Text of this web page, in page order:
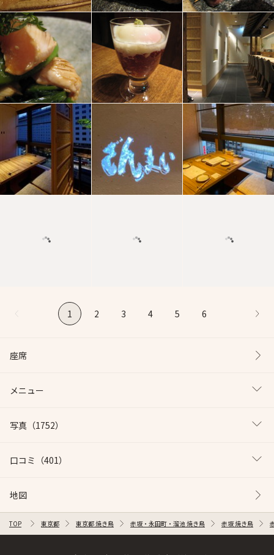
1 2 3 4 5 6
座席
メニュー
写真 （1752）
口コミ （401）
地図
TOP 東京都 東京都 焼き鳥 赤坂・永田町・溜池 焼き鳥 赤坂 焼き鳥